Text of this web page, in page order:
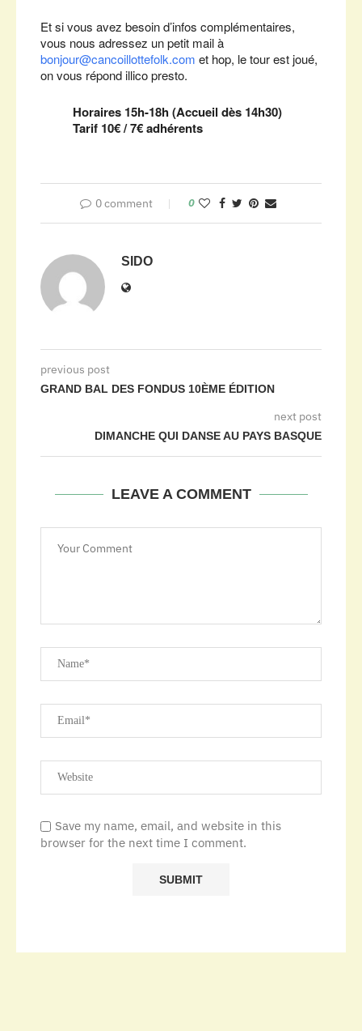
Et si vous avez besoin d’infos complémentaires,
vous nous adressez un petit mail à
bonjour@cancoillottefolk.com et hop, le tour est joué,
on vous répond illico presto.
Horaires 15h-18h (Accueil dès 14h30)
Tarif 10€ / 7€ adhérents
0 comment 0
SIDO
previous post
GRAND BAL DES FONDUS 10ÈME ÉDITION
next post
DIMANCHE QUI DANSE AU PAYS BASQUE
LEAVE A COMMENT
Save my name, email, and website in this
browser for the next time I comment.